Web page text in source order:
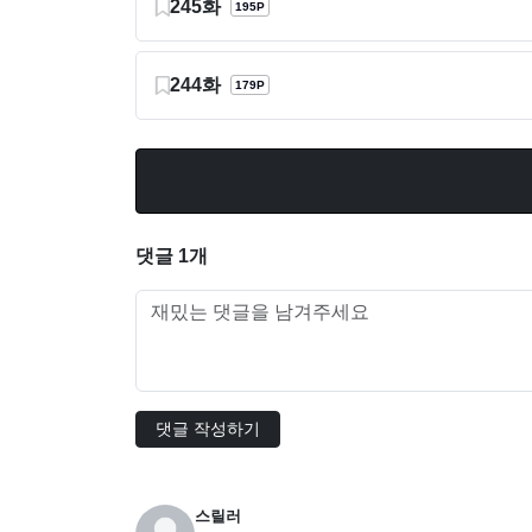
245화 195P
244화 179P
댓글 1개
댓글 작성하기
스릴러